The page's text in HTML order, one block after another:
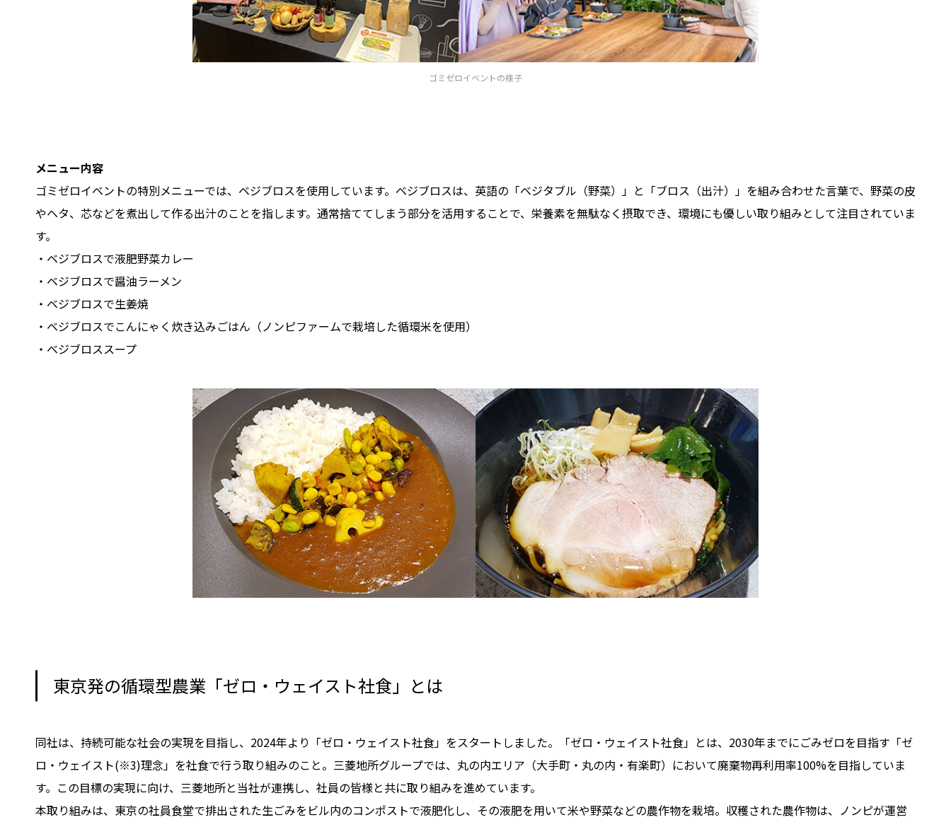
ゴミゼロイベントの様子
メニュー内容
ゴミゼロイベントの特別メニューでは、ベジブロスを使用しています。ベジブロスは、英語の「ベジタブル（野菜）」と「ブロス（出汁）」を組み合わせた言葉で、野菜の皮
やヘタ、芯などを煮出して作る出汁のことを指します。通常捨ててしまう部分を活用することで、栄養素を無駄なく摂取でき、環境にも優しい取り組みとして注目されていま
す。
・ベジブロスで液肥野菜カレー
・ベジブロスで醤油ラーメン
・ベジブロスで生姜焼
・ベジブロスでこんにゃく炊き込みごはん（ノンピファームで栽培した循環米を使用）
・ベジブロススープ
東京発の循環型農業「ゼロ・ウェイスト社食」とは
同社は、持続可能な社会の実現を目指し、2024年より「ゼロ・ウェイスト社食」をスタートしました。「ゼロ・ウェイスト社食」とは、2030年までにごみゼロを目指す「ゼ
ロ・ウェイスト(※3)理念」を社食で行う取り組みのこと。三菱地所グループでは、丸の内エリア（大手町・丸の内・有楽町）において廃棄物再利用率100%を目指していま
す。この目標の実現に向け、三菱地所と当社が連携し、社員の皆様と共に取り組みを進めています。
本取り組みは、東京の社員食堂で排出された生ごみをビル内のコンポストで液肥化し、その液肥を用いて米や野菜などの農作物を栽培。収穫された農作物は、ノンピが運営